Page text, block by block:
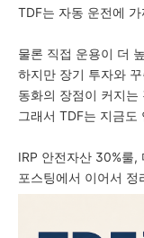
TDF는 자동 운전에
물론 직접 운용이 더
하지만 장기 투자와
동화의 장점이 커지는
그래서 TDF는 지금도
IRP 안전자산 30%룰,
포스팅에서 이어서 정